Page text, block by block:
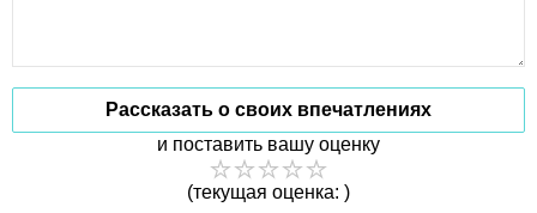
Рассказать о своих впечатлениях
и поставить вашу оценку
(текущая оценка: )